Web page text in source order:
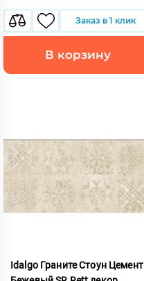
Заказ в 1 клик
В корзину
Idalgo Граните Стоун Цемент